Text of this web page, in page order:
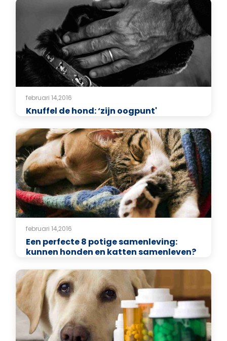
februari 14,2016
Knuffel de hond: ‘zijn oogpunt'
februari 14,2016
Een perfecte 8 potige samenleving:
kunnen honden en katten samenleven?